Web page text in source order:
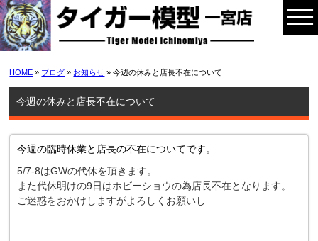
HOME » ブログ » お知らせ » 今週の休みと店長不在について
今週の休みと店長不在について
今週の臨時休業と店長の不在についてです。
5/7-8はGWの代休を頂きます。
また代休明けの9日はホビーショウの為店長不在となります。
ご迷惑をおかけしますがよろしくお願いし